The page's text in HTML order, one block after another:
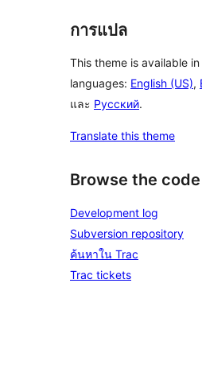
การแปล
This theme is available
languages: English (US),
และ Русский.
Translate this theme
Browse the code
Development log
Subversion repository
ค้นหาใน Trac
Trac tickets